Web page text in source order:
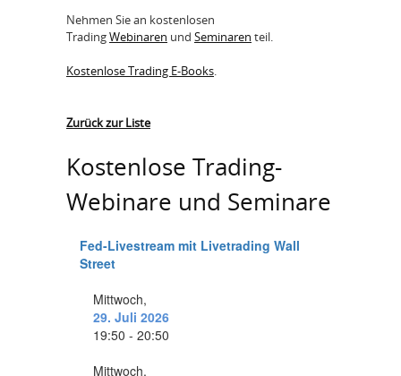
Nehmen Sie an kostenlosen
TradingWebinaren und Seminaren teil.
Kostenlose Trading E-Books.
Zurück zur Liste
Kostenlose Trading-
Webinare und Seminare